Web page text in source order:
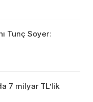
Tunç Soyer:
7 milyar TL’lik